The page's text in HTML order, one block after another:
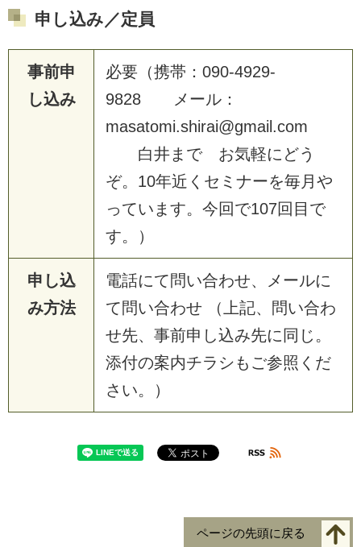
申し込み／定員
事前申
し込み
必要（携帯：090-4929-
9828 メール：
masatomi.shirai@gmail.com
白井まで お気軽にどう
ぞ。10年近くセミナーを毎月や
っています。今回で107回目で
す。）
申し込
み方法
電話にて問い合わせ、メールに
て問い合わせ （上記、問い合わ
せ先、事前申し込み先に同じ。
添付の案内チラシもご参照くだ
さい。）
ページの先頭に戻る